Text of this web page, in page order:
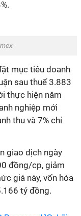
mục tiêu doanh
sau thuế 3.883
thực hiện năm
nghiệp mới
thu và 7% chỉ
giao dịch ngày
đồng/cp, giảm
giá này, vốn hóa
tỷ đồng.